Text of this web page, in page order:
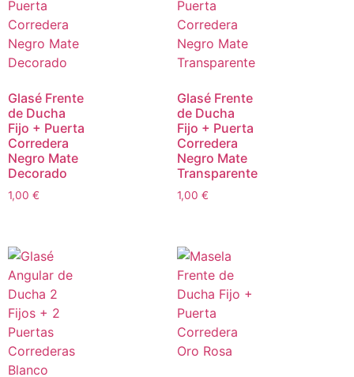
Glasé Frente
de Ducha
Fijo + Puerta
Corredera
Negro Mate
Decorado
1,00 €
Glasé Frente
de Ducha
Fijo + Puerta
Corredera
Negro Mate
Transparente
1,00 €